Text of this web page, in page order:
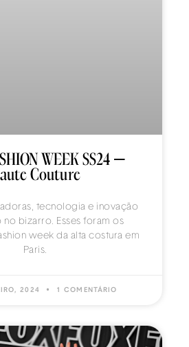
WEEK SS24 –
Couture
tecnologia e inovação
no bizarro. Esses foram os
week da alta costura em
Paris.
2024 1 COMENTÁRIO